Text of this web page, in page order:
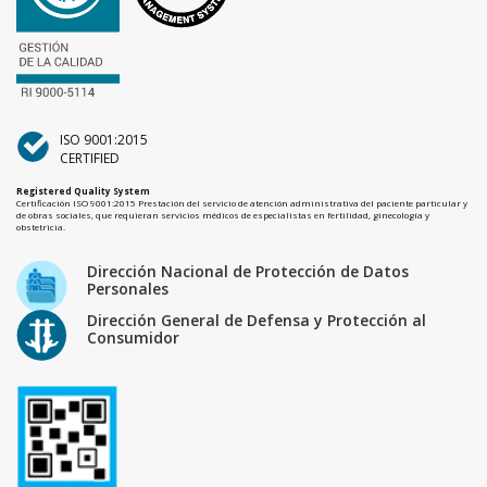
ISO 9001:2015
CERTIFIED
Registered Quality System
Certificación ISO 9001:2015 Prestación del servicio de atención administrativa del paciente particular y
de obras sociales, que requieran servicios médicos de especialistas en fertilidad, ginecología y
obstetricia.
Dirección Nacional de Protección de Datos
Personales
Dirección General de Defensa y Protección al
Consumidor